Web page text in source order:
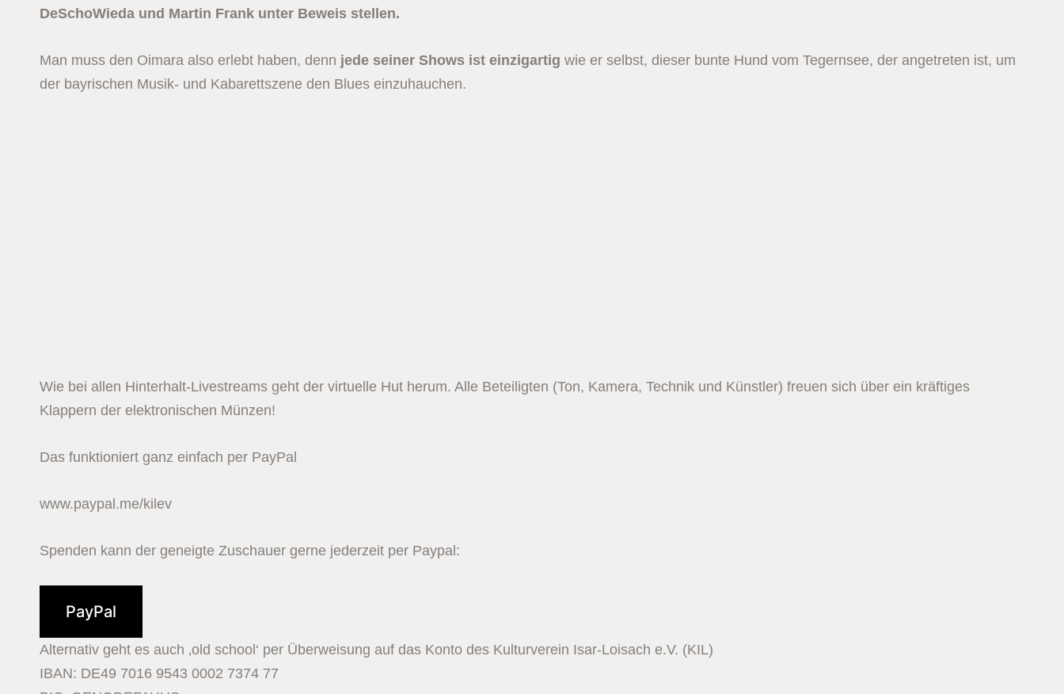
DeSchoWieda und Martin Frank unter Beweis stellen.
Man muss den Oimara also erlebt haben, denn jede seiner Shows ist einzigartig wie er selbst, dieser bunte Hund vom Tegernsee, der angetreten ist, um
der bayrischen Musik- und Kabarettszene den Blues einzuhauchen.
Wie bei allen Hinterhalt-Livestreams geht der virtuelle Hut herum. Alle Beteiligten (Ton, Kamera, Technik und Künstler) freuen sich über ein kräftiges
Klappern der elektronischen Münzen!
Das funktioniert ganz einfach per PayPal
www.paypal.me/kilev
Spenden kann der geneigte Zuschauer gerne jederzeit per Paypal:
PayPal
Alternativ geht es auch ‚old school‘ per Überweisung auf das Konto des Kulturverein Isar-Loisach e.V. (KIL)
IBAN: DE49 7016 9543 0002 7374 77